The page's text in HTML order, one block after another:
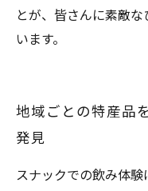
とが、皆さんに素敵
います。
地域ごとの特産品
発見
スナックでの飲み体